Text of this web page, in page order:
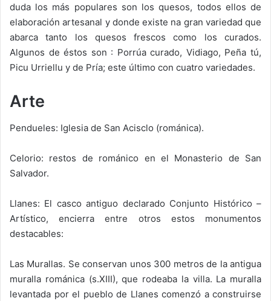
duda los más populares son los quesos, todos ellos de
elaboración artesanal y donde existe na gran variedad que
abarca tanto los quesos frescos como los curados.
Algunos de éstos son : Porrúa curado, Vidiago, Peña tú,
Picu Urriellu y de Pría; este último con cuatro variedades.
Arte
Pendueles: Iglesia de San Acisclo (románica).
Celorio: restos de románico en el Monasterio de San
Salvador.
Llanes: El casco antiguo declarado Conjunto Histórico –
Artístico, encierra entre otros estos monumentos
destacables:
Las Murallas. Se conservan unos 300 metros de la antigua
muralla románica (s.XIII), que rodeaba la villa. La muralla
levantada por el pueblo de Llanes comenzó a construirse